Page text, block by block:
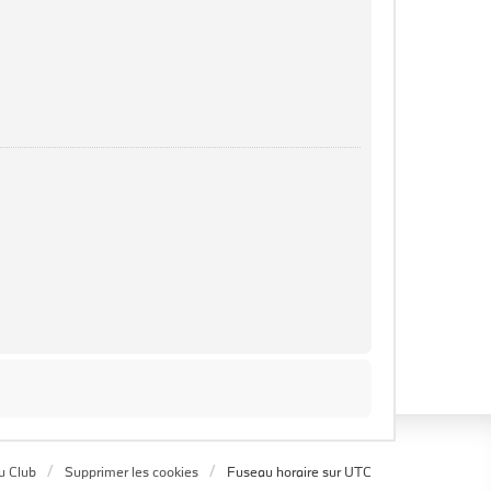
Club Supprimer les cookies Fuseau horaire surUTC